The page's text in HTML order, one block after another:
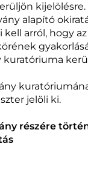
kijelölésre.
alapító
arról, hogy
kuratóriuma
jelöli ki.
részére